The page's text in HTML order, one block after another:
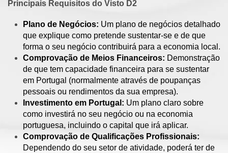
Principais Requisitos do Visto D2
Plano de Negócios: Um plano de negócios detalhado
que explique como pretende sustentar-se e de que
forma o seu negócio contribuirá para a economia local.
Comprovação de Meios Financeiros: Demonstração
de que tem capacidade financeira para se sustentar
em Portugal (normalmente através de poupanças
pessoais ou rendimentos da sua empresa).
Investimento em Portugal: Um plano claro sobre
como investirá no seu negócio ou na economia
portuguesa, incluindo o capital que irá aplicar.
Comprovação de Qualificações Profissionais:
Dependendo do seu setor de atividade, poderá ter de